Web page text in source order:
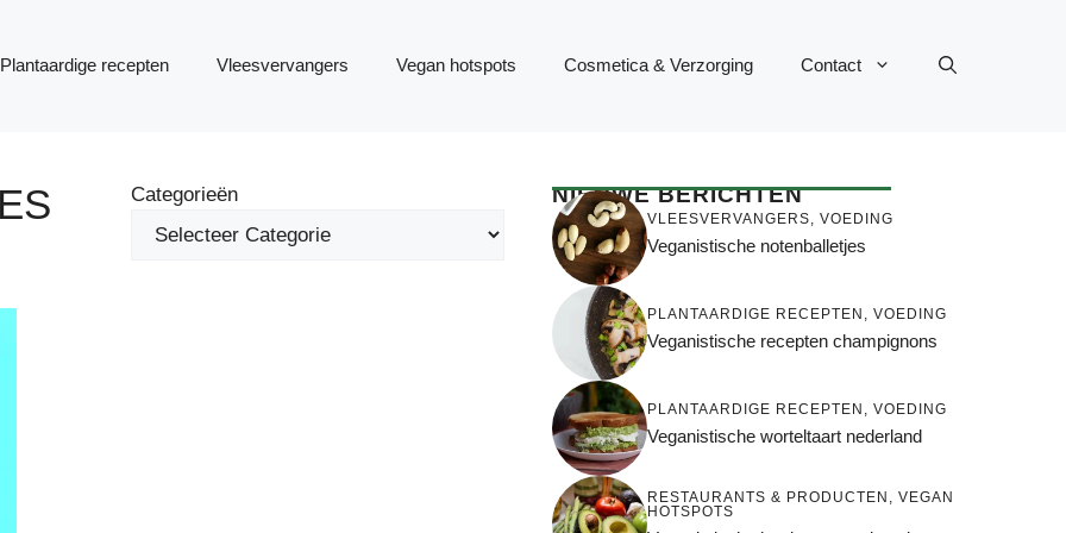
Plantaardige recepten Vleesvervangers Vegan hotspots Cosmetica & Verzorging Contact
Categorieën NIEUWE BERICHTEN
VLEESVERVANGERS, VOEDING
Veganistische notenballetjes
PLANTAARDIGE RECEPTEN , VOEDING
Veganistische recepten champignons
PLANTAARDIGE RECEPTEN , VOEDING
Veganistische worteltaart nederland
RESTAURANTS & PRODUCTEN , VEGAN
HOTSPOTS